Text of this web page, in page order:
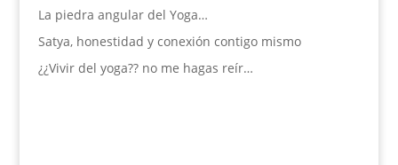
La piedra angular del Yoga…
Satya, honestidad y conexión contigo mismo
¿¿Vivir del yoga?? no me hagas reír…